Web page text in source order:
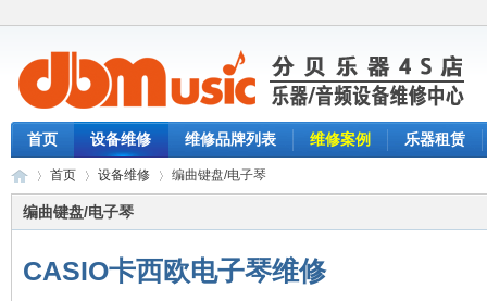
首页 设备维修 维修品牌列表 维修案例 乐器租赁
›
首页
›
设备维修
›
编曲键盘/电子琴
编曲键盘/电子琴
CASIO卡西欧电子琴维修